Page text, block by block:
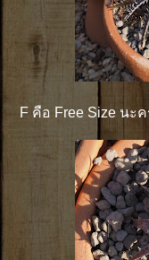
F คือ Free Size นะค